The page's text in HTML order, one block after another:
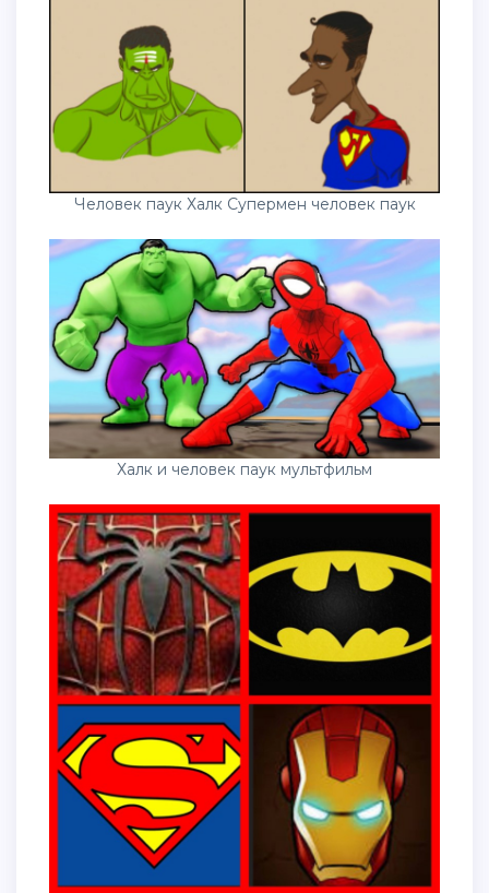
Человек паук Халк Супермен человек паук
Халк и человек паук мультфильм